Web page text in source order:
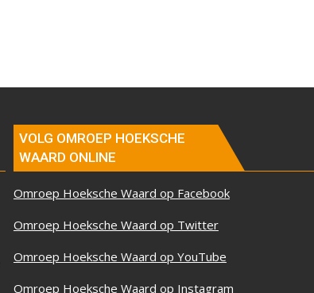
VOLG OMROEP HOEKSCHE
WAARD ONLINE
Omroep Hoeksche Waard op Facebook
Omroep Hoeksche Waard op Twitter
Omroep Hoeksche Waard op YouTube
Omroep Hoeksche Waard op Instagram